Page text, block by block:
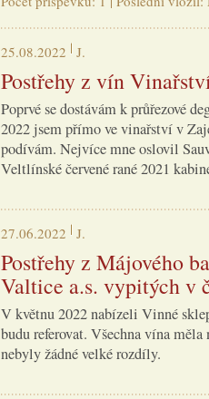
25.08.2022 J.
Postřehy z vín
Poprvé se dostávám k průřezové
2022 jsem přímo ve vinařství v
podívám. Nejvíce mne oslovil
Veltlínské červené rané 2021
27.06.2022 J.
Postřehy z Májového
Valtice a.s. vypitých v
V květnu 2022 nabízeli Vinné
budu referovat. Všechna vína
nebyly žádné velké rozdíly.